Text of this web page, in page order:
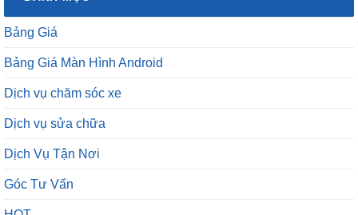
Bảng Giá
Bảng Giá Màn Hình Android
Dịch vụ chăm sóc xe
Dịch vụ sửa chữa
Dịch Vụ Tận Nơi
Góc Tư Vấn